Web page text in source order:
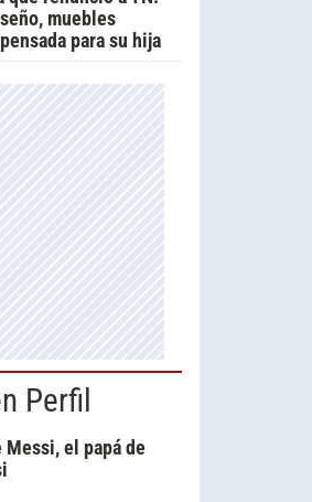
muebles
para su hija
Perfil
el papá de